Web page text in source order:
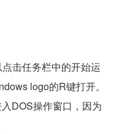
击任务栏中的开始运
logo的R键打开。
DOS操作窗口，因为